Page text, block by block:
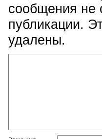
сообщения не
публикации.
удалены.